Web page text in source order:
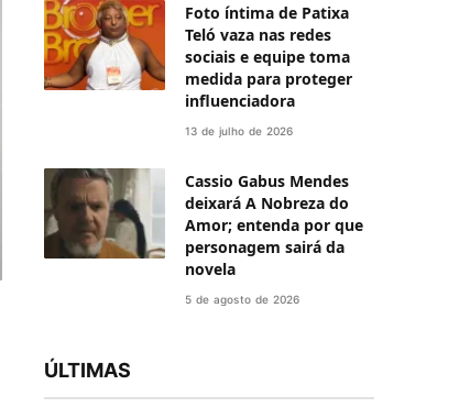
Foto íntima de Patixa
Teló vaza nas redes
sociais e equipe toma
medida para proteger
influenciadora
13 de julho de 2026
Cassio Gabus Mendes
deixará A Nobreza do
Amor; entenda por que
personagem sairá da
novela
5 de agosto de 2026
ÚLTIMAS